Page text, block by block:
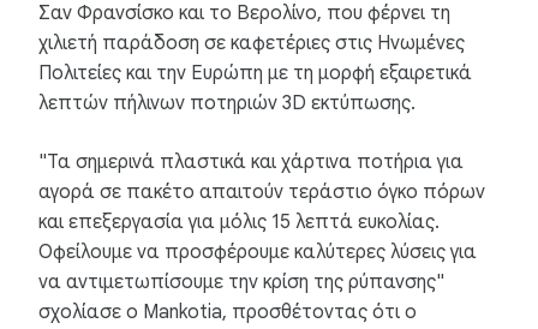
Σαν Φρανσίσκο και το Βερολίνο, που φέρνει τη
χιλιετή παράδοση σε καφετέριες στις Ηνωμένες
Πολιτείες και την Ευρώπη με τη μορφή εξαιρετικά
λεπτών πήλινων ποτηριών 3D εκτύπωσης.
"Τα σημερινά πλαστικά και χάρτινα ποτήρια για
αγορά σε πακέτο απαιτούν τεράστιο όγκο πόρων
και επεξεργασία για μόλις 15 λεπτά ευκολίας.
Οφείλουμε να προσφέρουμε καλύτερες λύσεις για
να αντιμετωπίσουμε την κρίση της ρύπανσης"
σχολίασε ο Mankotia, προσθέτοντας ότι ο